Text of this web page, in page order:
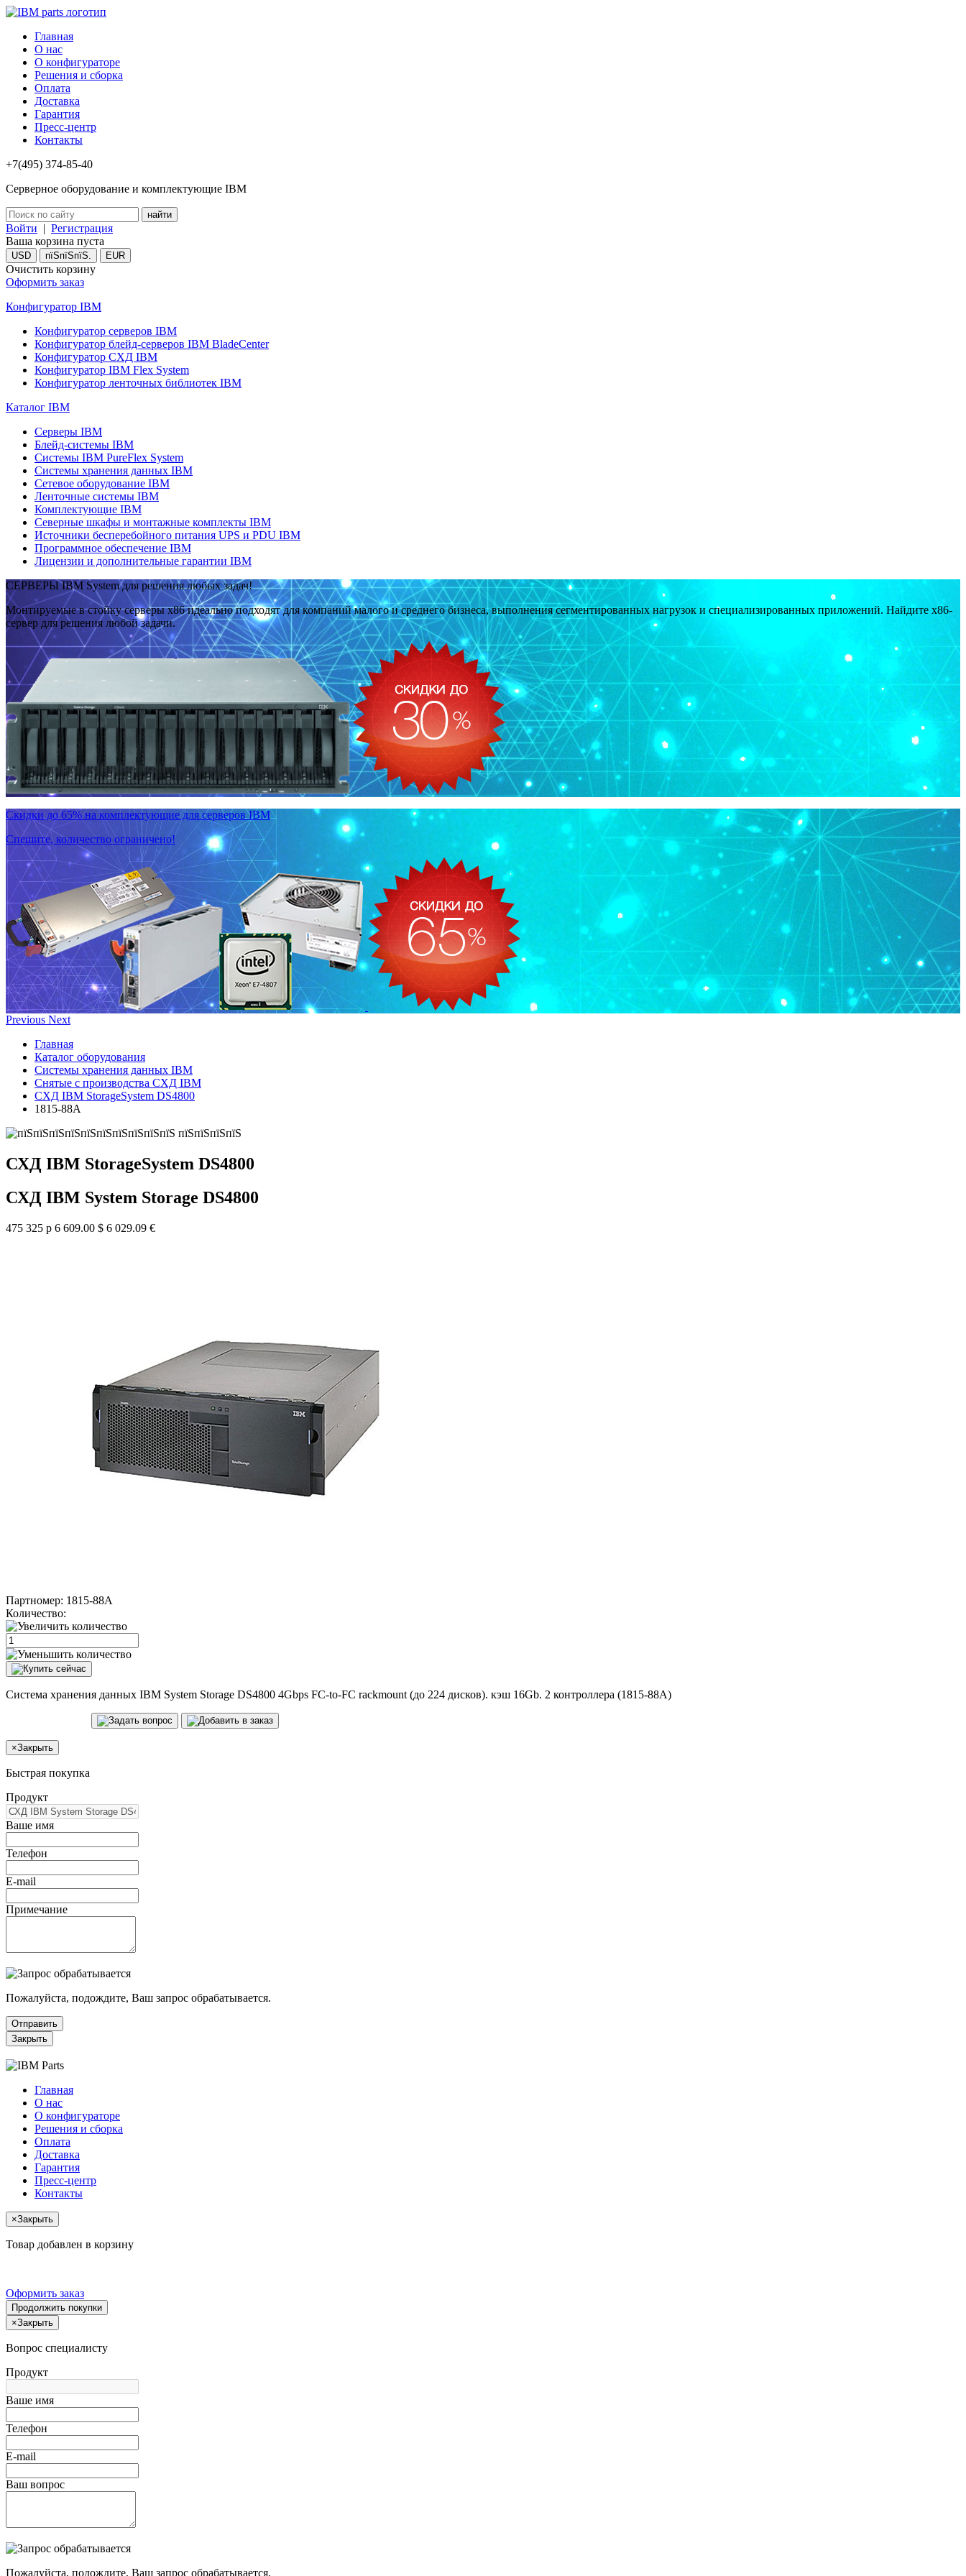
Главная
О нас
О конфигураторе
Решения и сборка
Оплата
Доставка
Гарантия
Пресс-центр
Контакты
+7(495) 374-85-40
Серверное оборудование и комплектующие IBM
Войти | Регистрация
Ваша корзина пуста
USD пїЅпїЅпїЅ. EUR
Очистить корзину
Оформить заказ
Конфигуратор IBM
Конфигуратор серверов IBM
Конфигуратор блейд-серверов IBM BladeCenter
Конфигуратор СХД IBM
Конфигуратор IBM Flex System
Конфигуратор ленточных библиотек IBM
Каталог IBM
Серверы IBM
Блейд-системы IBM
Системы IBM PureFlex System
Системы хранения данных IBM
Сетевое оборудование IBM
Ленточные системы IBM
Комплектующие IBM
Северные шкафы и монтажные комплекты IBM
Источники бесперебойного питания UPS и PDU IBM
Программное обеспечение IBM
Лицензии и дополнительные гарантии IBM
СЕРВЕРЫ IBM System для решения любых задач!
Монтируемые в стойку серверы x86 идеально подходят для компаний малого и среднего бизнеса, выполнения сегментированных нагрузок и специализированных приложений. Найдите x86-
сервер для решения любой задачи.
Скидки до 65% на комплектующие для серверов IBM
Спешите, количество ограничено!
Previous Next
Главная
Каталог оборудования
Системы хранения данных IBM
Снятые с производства СХД IBM
СХД IBM StorageSystem DS4800
1815-88A
СХД IBM StorageSystem DS4800
СХД IBM System Storage DS4800
475 325 р 6 609.00 $ 6 029.09 €
Партномер: 1815-88A
Количество:
Система хранения данных IBM System Storage DS4800 4Gbps FC-to-FC rackmount (до 224 дисков). кэш 16Gb. 2 контроллера (1815-88A)
×Закрыть
Быстрая покупка
Продукт
Ваше имя
Телефон
E-mail
Примечание
Пожалуйста, подождите, Ваш запрос обрабатывается.
Отправить
Закрыть
Главная
О нас
О конфигураторе
Решения и сборка
Оплата
Доставка
Гарантия
Пресс-центр
Контакты
×Закрыть
Товар добавлен в корзину
Оформить заказ
Продолжить покупки
×Закрыть
Вопрос специалисту
Продукт
Ваше имя
Телефон
E-mail
Ваш вопрос
Пожалуйста, подождите, Ваш запрос обрабатывается.